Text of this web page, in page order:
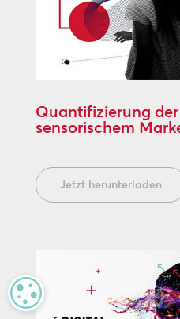
Quantifizierung
sensorischem
Jetzt herunterladen
MANAGE PRIVACY